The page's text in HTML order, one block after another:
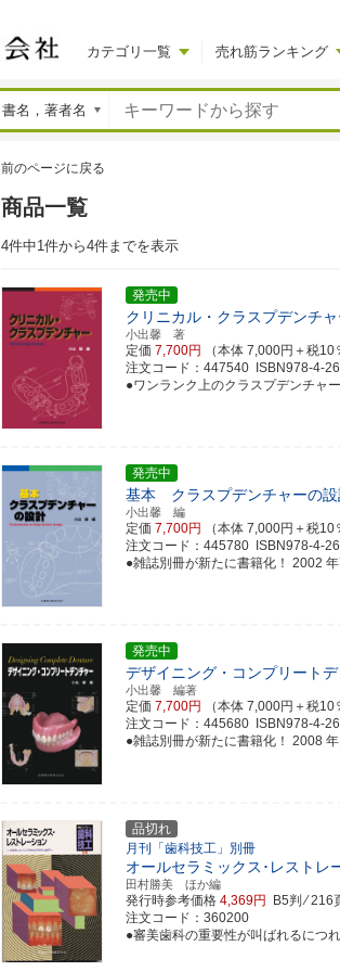
カテゴリ一覧 売れ筋ランキング
前のページに戻る
商品一覧
4件中1件から4件までを表示
発売中
クリニカル・クラスプデンチャ
小出馨 著
定価 7,700円 （本体 7,000円＋税
注文コード：447540 ISBN978-4-
●ワンランク上のクラスプデンチャ
発売中
基本 クラスプデンチャーの設
小出馨 編
定価 7,700円 （本体 7,000円＋税
注文コード：445780 ISBN978-4-
●雑誌別冊が新たに書籍化！ 2002
発売中
デザイニング・コンプリート
小出馨 編著
定価 7,700円 （本体 7,000円＋税
注文コード：445680 ISBN978-4-
●雑誌別冊が新たに書籍化！ 2008
品切れ
月刊「歯科技工」別冊
オールセラミックス･レストレ
田村勝美 ほか編
発行時参考価格 4,369円 B5判 ⁄ 216
注文コード：360200
●審美歯科の重要性が叫ばれるにつ